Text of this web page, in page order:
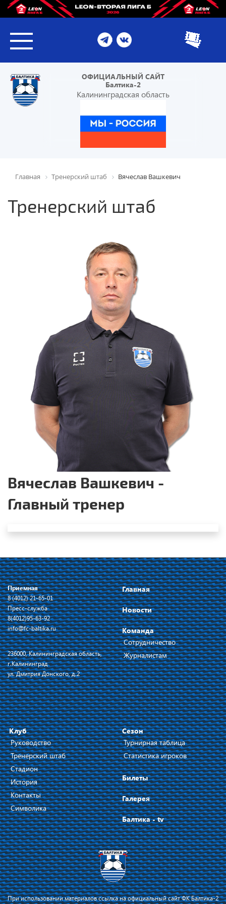
ОФИЦИАЛЬНЫЙ САЙТ
Балтика-2
Калининградская область
Главная Тренерский штаб Вячеслав Вашкевич
Тренерский штаб
Вячеслав Вашкевич -
Главный тренер
Приемная
8 (4012) 21-65-01
Пресс-служба
8(4012)95-63-92
info@fc-baltika.ru
236000, Калининградская область,
г.Калининград
ул. Дмитрия Донского, д.2
Главная
Новости
Команда
Сотрудничество
Журналистам
Клуб
Руководство
Тренерский штаб
Стадион
История
Контакты
Символика
Сезон
Турнирная таблица
Статистика игроков
Билеты
Галерея
Балтика - tv
При использовании материалов ссылка на официальный сайт ФК Балтика-2